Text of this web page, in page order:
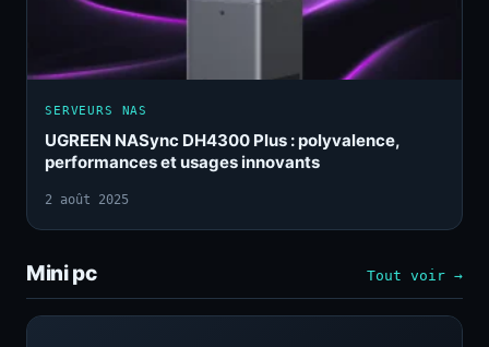
SERVEURS NAS
UGREEN NASync DH4300 Plus : polyvalence,
performances et usages innovants
2 août 2025
Mini pc Tout voir →